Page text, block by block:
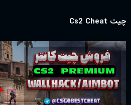
چیت Cs2 Cheat